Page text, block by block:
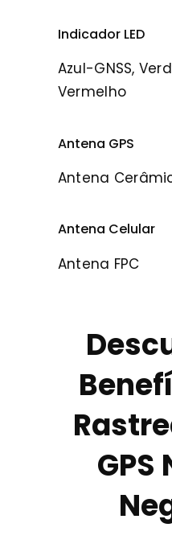
Indicador LED
Azul-GNSS,
Vermelho
Antena GPS
Antena
Antena Celular
Antena FPC
GPS